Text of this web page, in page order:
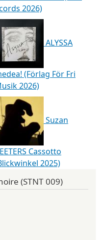
2026)
ALYSSA
(Förlag För Fri
2026)
Suzan
Cassotto
2025)
(STNT 009)